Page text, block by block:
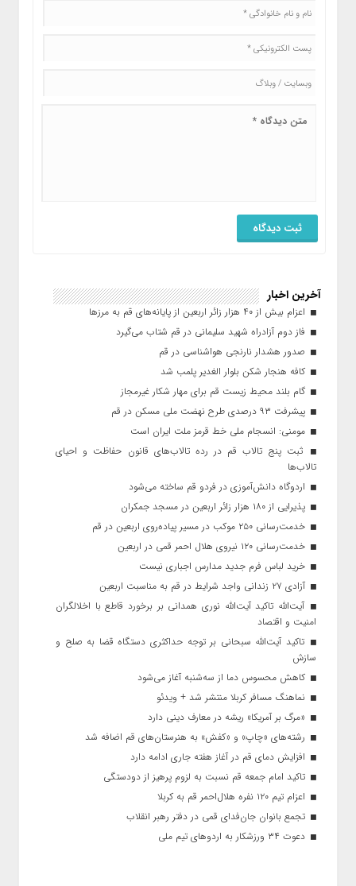
آخرین اخبار
اعزام بیش از ۴۰ هزار زائر اربعین از پایانه‌های قم به مرزها
فاز دوم آزادراه شهید سلیمانی در قم شتاب می‌گیرد
صدور هشدار نارنجی هواشناسی در قم
کافه هنجار شکن بلوار الغدیر پلمب شد
گام بلند محیط زیست قم برای مهار شکار غیرمجاز
پیشرفت ۹۳ درصدی طرح نهضت ملی مسکن در قم
مومنی: انسجام ملی خط قرمز ملت ایران است
ثبت پنج تالاب قم در رده تالاب‌های قانون حفاظت و احیای
تالاب‌ها
اردوگاه دانش‌آموزی در فردو قم ساخته می‌شود
پذیرایی از ۱۸۰ هزار زائر اربعین در مسجد جمکران
خدمت‌رسانی ۲۵۰ موکب در مسیر پیاده‌روی اربعین در قم
خدمت‌رسانی ۱۲۰ نیروی هلال احمر قمی در اربعین
خرید لباس فرم جدید مدارس اجباری نیست
آزادی ۲۷ زندانی واجد شرایط در قم به مناسبت اربعین
آیت‌الله تاکید آیت‌الله نوری همدانی بر برخورد قاطع با اخلالگران
امنیت و اقتصاد
تاکید آیت‌الله‌ سبحانی بر توجه حداکثری دستگاه قضا به صلح و
سازش
کاهش محسوس دما از سه‌شنبه آغاز می‌شود
نماهنگ مسافر کربلا منتشر شد + ویدئو
«مرگ بر آمریکا» ریشه در معارف دینی دارد
رشته‌های «چاپ» و «کفش» به هنرستان‌های قم اضافه شد
افزایش دمای قم در آغاز هفته جاری ادامه دارد
تاکید امام جمعه قم نسبت به لزوم پرهیز از دودستگی
اعزام تیم ۱۲۰ نفره هلال‌احمر قم به کربلا
تجمع بانوان جان‌فدای قمی در دفتر رهبر انقلاب
دعوت ۳۴ ورزشکار به اردوهای تیم ملی